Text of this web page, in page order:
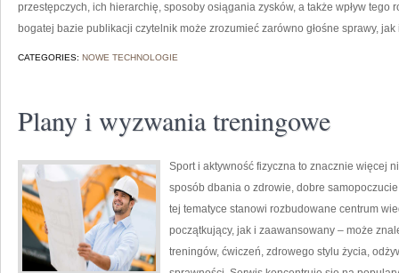
przestępczych, ich hierarchię, sposoby osiągania zysków, a także wpływ tego
bogatej bazie publikacji czytelnik może zrozumieć zarówno głośne sprawy, jak
CATEGORIES: NOWE TECHNOLOGIE
Plany i wyzwania treningowe
Sport i aktywność fizyczna to znacznie więcej
sposób dbania o zdrowie, dobre
tej tematyce stanowi rozbudowane centrum
początkujący, jak i zaawansowany – może
treningów, ćwiczeń, zdrowego stylu życia,